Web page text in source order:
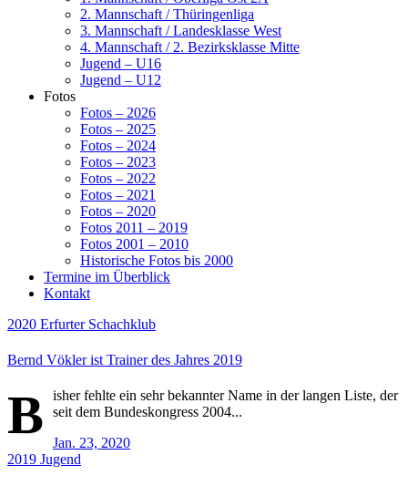
2. Mannschaft / Thüringenliga
3. Mannschaft / Landesklasse West
4. Mannschaft / 2. Bezirksklasse Mitte
Jugend – U16
Jugend – U12
Fotos
Fotos – 2026
Fotos – 2025
Fotos – 2024
Fotos – 2023
Fotos – 2022
Fotos – 2021
Fotos – 2020
Fotos 2011 – 2019
Fotos 2001 – 2010
Historische Fotos bis 2000
Termine im Überblick
Kontakt
2020 Erfurter Schachklub
Bernd Vökler ist Trainer des Jahres 2019
B
isher fehlte ein sehr bekannter Name in der langen Liste, der
seit dem Bundeskongress 2004...
Jan. 23, 2020
2019 Jugend